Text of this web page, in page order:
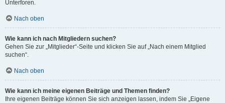
Unterforen.
Nach oben
Wie kann ich nach Mitgliedern suchen?
Gehen Sie zur „Mitglieder“-Seite und klicken Sie auf „Nach einem Mitglied
suchen“.
Nach oben
Wie kann ich meine eigenen Beiträge und Themen finden?
Ihre eigenen Beiträge können Sie sich anzeigen lassen, indem Sie „Eigene